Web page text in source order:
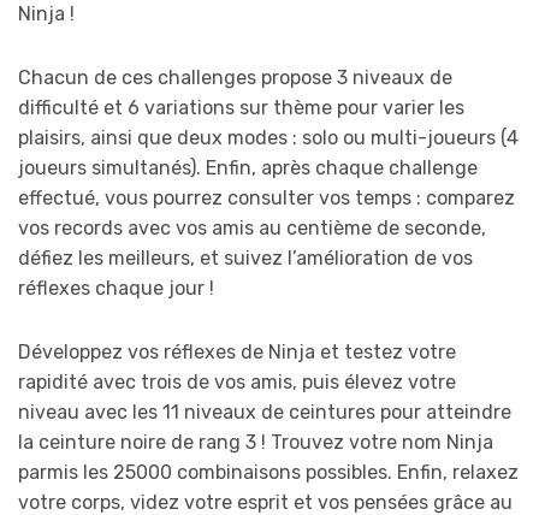
Ninja !
Chacun de ces challenges propose 3 niveaux de
difficulté et 6 variations sur thème pour varier les
plaisirs, ainsi que deux modes : solo ou multi-joueurs (4
joueurs simultanés). Enfin, après chaque challenge
effectué, vous pourrez consulter vos temps : comparez
vos records avec vos amis au centième de seconde,
défiez les meilleurs, et suivez l’amélioration de vos
réflexes chaque jour !
Développez vos réflexes de Ninja et testez votre
rapidité avec trois de vos amis, puis élevez votre
niveau avec les 11 niveaux de ceintures pour atteindre
la ceinture noire de rang 3 ! Trouvez votre nom Ninja
parmis les 25000 combinaisons possibles. Enfin, relaxez
votre corps, videz votre esprit et vos pensées grâce au